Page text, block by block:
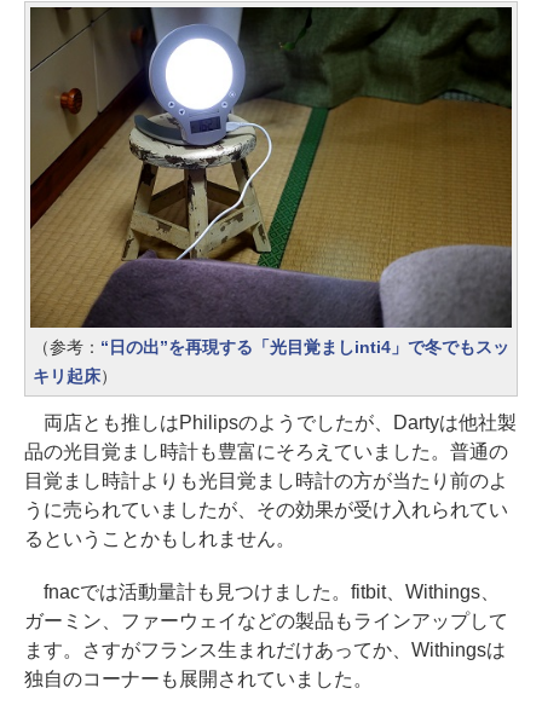
（参考： “日の出”を再現する「光目覚ましinti4」で冬でもスッ
キリ起床）
両店とも推しはPhilipsのようでしたが、Dartyは他社製
品の光目覚まし時計も豊富にそろえていました。普通の
目覚まし時計よりも光目覚まし時計の方が当たり前のよ
うに売られていましたが、その効果が受け入れられてい
るということかもしれません。
fnacでは活動量計も見つけました。fitbit、Withings、
ガーミン、ファーウェイなどの製品もラインアップして
ます。さすがフランス生まれだけあってか、Withingsは
独自のコーナーも展開されていました。